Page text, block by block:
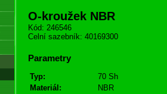
O-kroužek NBR
Kód: 246546
Celní sazebník: 40169300
Parametry
Typ:
70 Sh
Materiál:
NBR